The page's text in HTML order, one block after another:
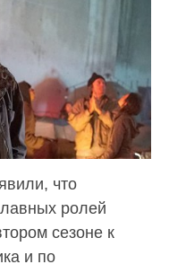
что
ролей
сезоне к
и по